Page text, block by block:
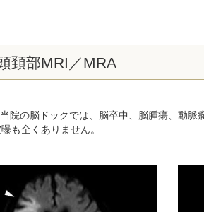
頚部MRI／MRA
院の脳ドックでは、脳卒中、脳腫瘍、動脈
も全くありません。